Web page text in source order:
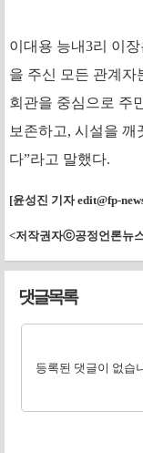
이대용 능내3리 이
을 주신 모든 관계자
회관을 중심으로 주
보존하고, 시설을 깨
다”라고 말했다.
[윤성진 기자edit@fp-
<저작권자ⓒ공정언론뉴
댓글목록
등록된 댓글이 없습